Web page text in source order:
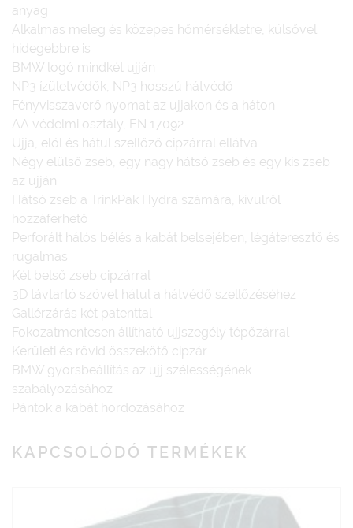
anyag
Alkalmas meleg és közepes hőmérsékletre, külsővel
hidegebbre is
BMW logó mindkét ujján
NP3 ízületvédők, NP3 hosszú hátvédő
Fényvisszaverő nyomat az ujjakon és a háton
AA védelmi osztály, EN 17092
Ujja, elöl és hátul szellőző cipzárral ellátva
Négy elülső zseb, egy nagy hátsó zseb és egy kis zseb
az ujján
Hátsó zseb a TrinkPak Hydra számára, kívülről
hozzáférhető
Perforált hálós bélés a kabát belsejében, légáteresztő és
rugalmas
Két belső zseb cipzárral
3D távtartó szövet hátul a hátvédő szellőzéséhez
Gallérzárás két patenttal
Fokozatmentesen állítható ujjszegély tépőzárral
Kerületi és rövid összekötő cipzár
BMW gyorsbeállítás az ujj szélességének
szabályozásához
Pántok a kabát hordozásához
KAPCSOLÓDÓ TERMÉKEK